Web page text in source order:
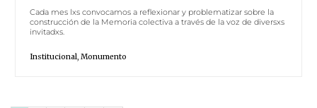
Cada mes lxs convocamos a reflexionar y problematizar sobre la
construcción de la Memoria colectiva a través de la voz de diversxs
invitadxs.
Institucional, Monumento